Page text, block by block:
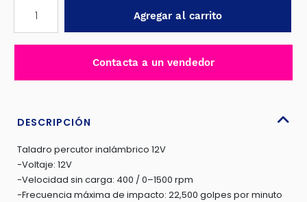
PERCUTOR
12V
10MM
TIPO
C
S/CARG
Agregar al carrito
Contacta a un vendedor
DESCRIPCIÓN
Taladro percutor inalámbrico 12V
-Voltaje: 12V
-Velocidad sin carga: 400 / 0–1500 rpm
-Frecuencia máxima de impacto: 22,500 golpes por minuto